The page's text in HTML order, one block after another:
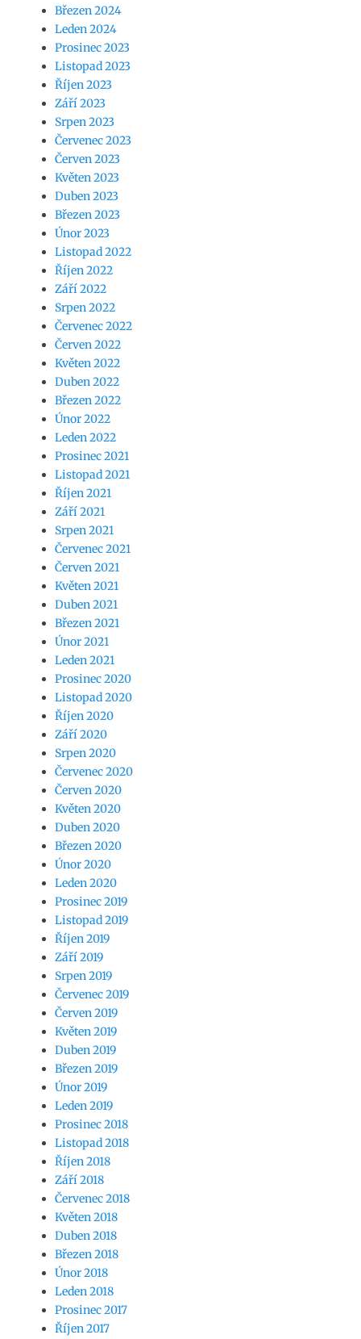
Březen 2024
Leden 2024
Prosinec 2023
Listopad 2023
Říjen 2023
Září 2023
Srpen 2023
Červenec 2023
Červen 2023
Květen 2023
Duben 2023
Březen 2023
Únor 2023
Listopad 2022
Říjen 2022
Září 2022
Srpen 2022
Červenec 2022
Červen 2022
Květen 2022
Duben 2022
Březen 2022
Únor 2022
Leden 2022
Prosinec 2021
Listopad 2021
Říjen 2021
Září 2021
Srpen 2021
Červenec 2021
Červen 2021
Květen 2021
Duben 2021
Březen 2021
Únor 2021
Leden 2021
Prosinec 2020
Listopad 2020
Říjen 2020
Září 2020
Srpen 2020
Červenec 2020
Červen 2020
Květen 2020
Duben 2020
Březen 2020
Únor 2020
Leden 2020
Prosinec 2019
Listopad 2019
Říjen 2019
Září 2019
Srpen 2019
Červenec 2019
Červen 2019
Květen 2019
Duben 2019
Březen 2019
Únor 2019
Leden 2019
Prosinec 2018
Listopad 2018
Říjen 2018
Září 2018
Červenec 2018
Květen 2018
Duben 2018
Březen 2018
Únor 2018
Leden 2018
Prosinec 2017
Říjen 2017